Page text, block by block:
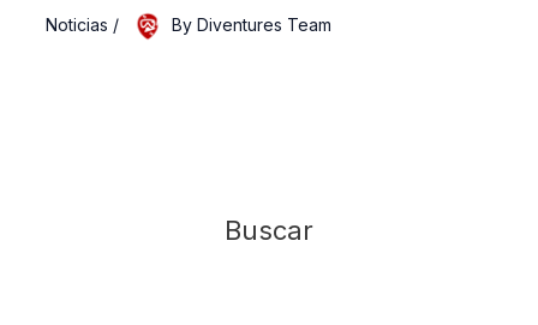
Noticias / By Diventures Team
Buscar